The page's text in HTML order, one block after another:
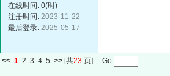
在线时间: 0(时)
注册时间: 2023-11-22
最后登录: 2025-05-17
<< 1 2 3 4 5 >> [共23 页] Go